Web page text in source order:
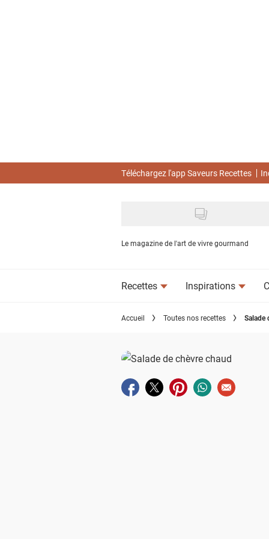
Téléchargez l'app Saveurs Recettes
Le magazine de l'art de vivre gourmand
Recettes Inspirations
Accueil Toutes nos recettes Salade
Partager sur facebook
Partager sur twitter
Partager sur pinterest
Partager sur
Envoyer à